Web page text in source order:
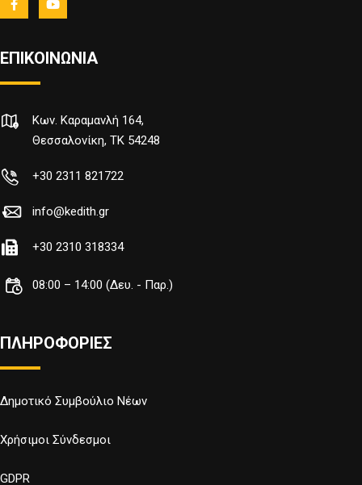
ΕΠΙΚΟΙΝΩΝΙΑ
Κων. Καραμανλή 164,
Θεσσαλονίκη, TK 54248
+30 2311 821722
info@kedith.gr
+30 2310 318334
08:00 – 14:00 (Δευ. - Παρ.)
ΠΛΗΡΟΦΟΡΙΕΣ
Δημοτικό Συμβούλιο Νέων
Χρήσιμοι Σύνδεσμοι
GDPR